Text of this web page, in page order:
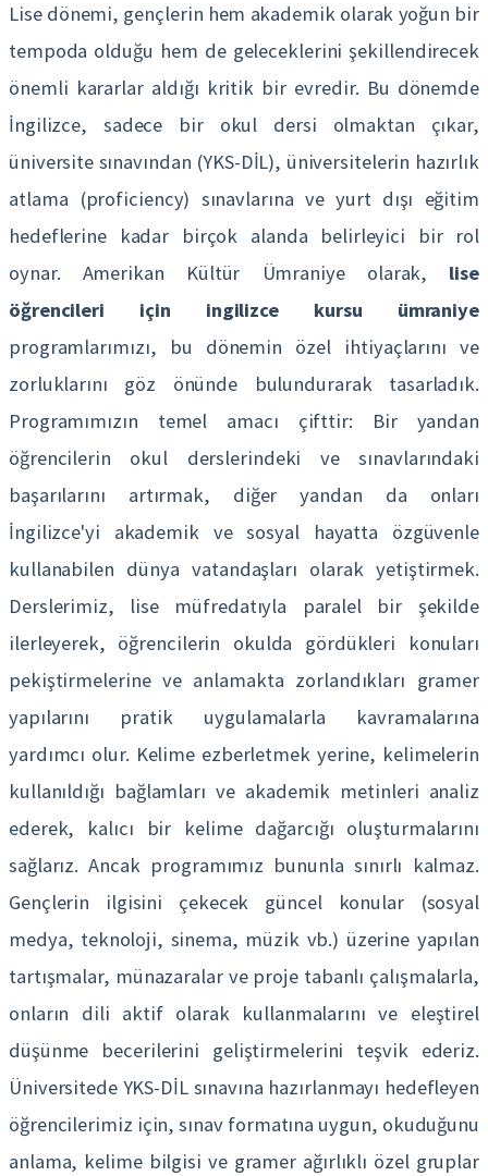
Lise dönemi, gençlerin hem akademik olarak yoğun bir
tempoda olduğu hem de geleceklerini şekillendirecek
önemli kararlar aldığı kritik bir evredir. Bu dönemde
İngilizce, sadece bir okul dersi olmaktan çıkar,
üniversite sınavından (YKS-DİL), üniversitelerin hazırlık
atlama (proficiency) sınavlarına ve yurt dışı eğitim
hedeflerine kadar birçok alanda belirleyici bir rol
oynar. Amerikan Kültür Ümraniye olarak, lise
öğrencileri için ingilizce kursu ümraniye
programlarımızı, bu dönemin özel ihtiyaçlarını ve
zorluklarını göz önünde bulundurarak tasarladık.
Programımızın temel amacı çifttir: Bir yandan
öğrencilerin okul derslerindeki ve sınavlarındaki
başarılarını artırmak, diğer yandan da onları
İngilizce'yi akademik ve sosyal hayatta özgüvenle
kullanabilen dünya vatandaşları olarak yetiştirmek.
Derslerimiz, lise müfredatıyla paralel bir şekilde
ilerleyerek, öğrencilerin okulda gördükleri konuları
pekiştirmelerine ve anlamakta zorlandıkları gramer
yapılarını pratik uygulamalarla kavramalarına
yardımcı olur. Kelime ezberletmek yerine, kelimelerin
kullanıldığı bağlamları ve akademik metinleri analiz
ederek, kalıcı bir kelime dağarcığı oluşturmalarını
sağlarız. Ancak programımız bununla sınırlı kalmaz.
Gençlerin ilgisini çekecek güncel konular (sosyal
medya, teknoloji, sinema, müzik vb.) üzerine yapılan
tartışmalar, münazaralar ve proje tabanlı çalışmalarla,
onların dili aktif olarak kullanmalarını ve eleştirel
düşünme becerilerini geliştirmelerini teşvik ederiz.
Üniversitede YKS-DİL sınavına hazırlanmayı hedefleyen
öğrencilerimiz için, sınav formatına uygun, okuduğunu
anlama, kelime bilgisi ve gramer ağırlıklı özel gruplar